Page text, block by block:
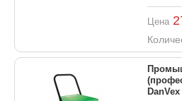
Цена
DanVex